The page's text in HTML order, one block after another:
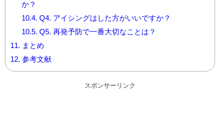
か？
10.4. Q4. アイシングはした方がいいですか？
10.5. Q5. 再発予防で一番大切なことは？
11. まとめ
12. 参考文献
スポンサーリンク